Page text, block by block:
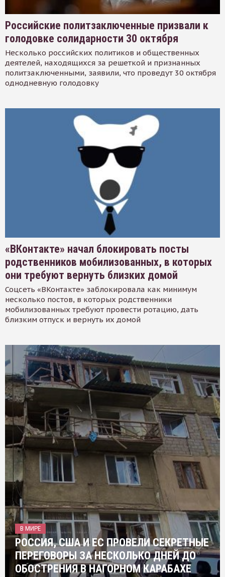
Российские политзаключенные призвали к
голодовке солидарности 30 октября
Несколько российских политиков и общественных
деятелей, находящихся за решеткой и признанных
политзаключенными, заявили, что проведут 30 октября
однодневную голодовку
«ВКонтакте» начал блокировать посты
родственников мобилизованных, в которых
они требуют вернуть близких домой
Соцсеть «ВКонтакте» заблокировала как минимум
несколько постов, в которых родственники
мобилизованных требуют провести ротацию, дать
близким отпуск и вернуть их домой
В МИРЕ
РОССИЯ, США И ЕС ПРОВЕЛИ СЕКРЕТНЫЕ
ПЕРЕГОВОРЫ ЗА НЕСКОЛЬКО ДНЕЙ ДО
ОБОСТРЕНИЯ В НАГОРНОМ КАРАБАХЕ